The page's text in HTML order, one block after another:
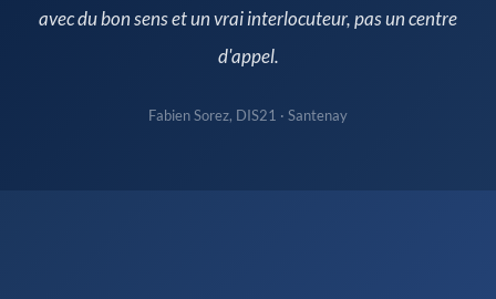
avec du bon sens et un vrai interlocuteur, pas un centre
d'appel.
Fabien Sorez, DIS21 · Santenay